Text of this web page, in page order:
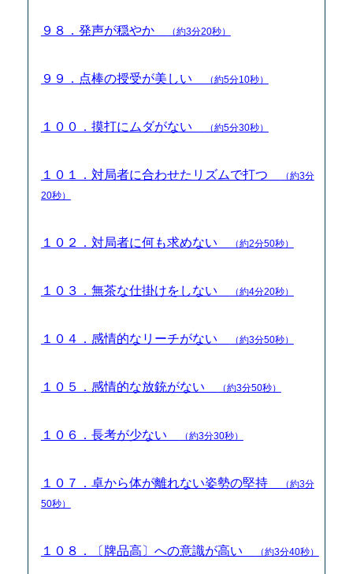
９８．発声が穏やか （約3分20秒）
９９．点棒の授受が美しい （約5分10秒）
１００．摸打にムダがない （約5分30秒）
１０１．対局者に合わせたリズムで打つ
（約3分
20秒）
１０２．対局者に何も求めない （約2分50秒）
１０３．無茶な仕掛けをしない （約4分20秒）
１０４．感情的なリーチがない （約3分50秒）
１０５．感情的な放銃がない （約3分50秒）
１０６．長考が少ない （約3分30秒）
１０７．卓から体が離れない姿勢の堅持
（約3分
50秒）
１０８．〔牌品高〕への意識が高い （約3分40秒）